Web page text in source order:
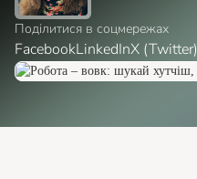
Поділитися в соцмережах
FacebookLinkedInX (Twitter)